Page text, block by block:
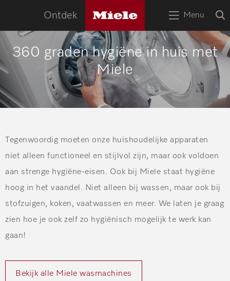
Menu
Open
het
menu
Ontdek
logo
HOME
RECEPTEN
TIPS
WOONINSPIRATIE
SERVICE
360 graden hygiëne in huis met
Miele
Tegenwoordig moeten onze huishoudelijke apparaten
niet alleen functioneel en stijlvol zijn, maar ook voldoen
aan strenge hygiëne-eisen. Ook bij Miele staat hygiëne
hoog in het vaandel. Niet alleen bij wassen, maar ook bij
stofzuigen, koken, vaatwassen en meer. We laten je graag
zien hoe je ook zelf zo hygiënisch mogelijk te werk kan
gaan!
Bekijk alle Miele wasmachines